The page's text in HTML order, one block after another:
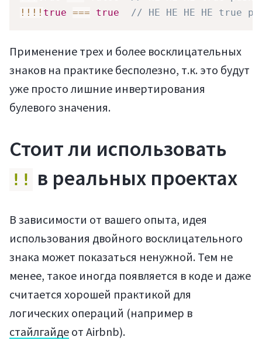
! ! ! ! true === true // НЕ НЕ НЕ НЕ true
Применение трех и более восклицательных
знаков на практике бесполезно, т.к. это будут
уже просто лишние инвертирования
булевого значения.
Стоит ли использовать
!! в реальных проектах
В зависимости от вашего опыта, идея
использования двойного восклицательного
знака может показаться ненужной. Тем не
менее, такое иногда появляется в коде и даже
считается хорошей практикой для
логических операций (например в
стайлгайде от Airbnb).